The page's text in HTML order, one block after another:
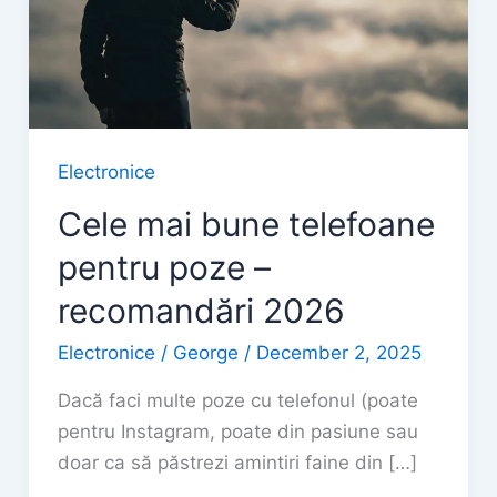
Electronice
Cele mai bune telefoane
pentru poze –
recomandări 2026
Electronice / George / December 2, 2025
Dacă faci multe poze cu telefonul (poate
pentru Instagram, poate din pasiune sau
doar ca să păstrezi amintiri faine din […]